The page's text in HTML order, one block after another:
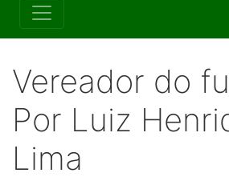
Vereador do
Por Luiz
Lima